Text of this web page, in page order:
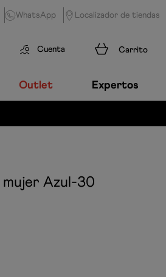
WhatsApp Localizador de tiendas
Cuenta
Outlet Expertos
Azul-30